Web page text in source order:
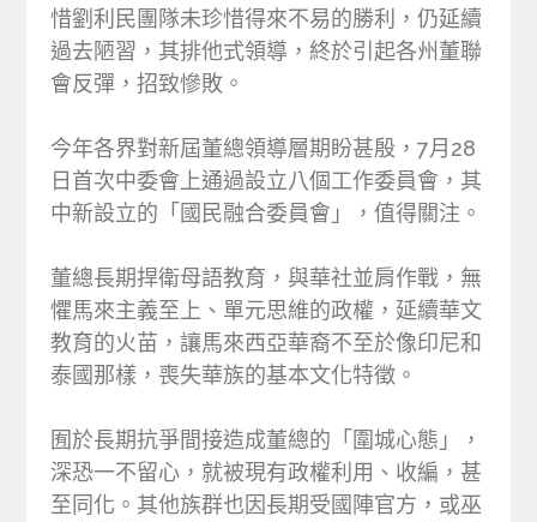
惜劉利民團隊未珍惜得來不易的勝利，仍延續
過去陋習，其排他式領導，終於引起各州董聯
會反彈，招致慘敗。
今年各界對新屆董總領導層期盼甚殷，7月28
日首次中委會上通過設立八個工作委員會，其
中新設立的「國民融合委員會」，值得關注。
董總長期捍衛母語教育，與華社並肩作戰，無
懼馬來主義至上、單元思維的政權，延續華文
教育的火苗，讓馬來西亞華裔不至於像印尼和
泰國那樣，喪失華族的基本文化特徵。
囿於長期抗爭間接造成董總的「圍城心態」，
深恐一不留心，就被現有政權利用、收編，甚
至同化。其他族群也因長期受國陣官方，或巫